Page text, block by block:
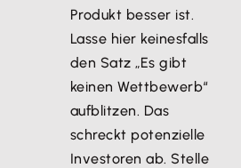
Produkt besser ist.
Lasse hier keinesfalls
den Satz „Es gibt
keinen Wettbewerb“
aufblitzen. Das
schreckt potenzielle
Investoren ab. Stelle